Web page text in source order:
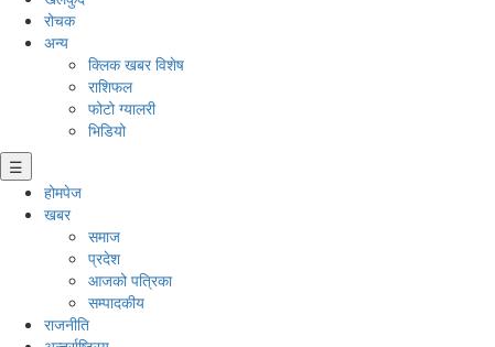
रोचक
अन्य
क्लिक खबर विशेष
राशिफल
फोटो ग्यालरी
भिडियो
☰
होमपेज
खबर
समाज
प्रदेश
आजको पत्रिका
सम्पादकीय
राजनीति